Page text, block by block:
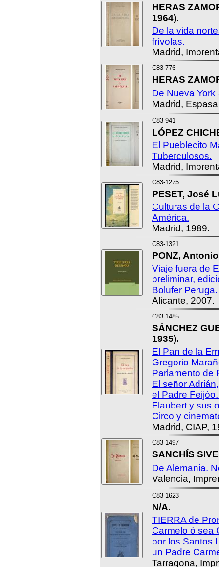
HERAS
1964).
De la vida
frívolas.
Madrid,
C83-776
HERAS
De Nueva York
Madrid,
C83-941
LÓPEZ
El Pueblecito
Tuberculosos.
Madrid,
C83-1275
PESET, José
Culturas de la
América.
Madrid, 1989.
C83-1321
PONZ,
Viaje fuera de
preliminar,
Bolufer Peruga.
Alicante, 2007.
C83-1485
SÁNCHEZ
1935).
El Pan de la
Gregorio
Parlamento de
El señor
el Padre
Flaubert y sus
Circo y
Madrid, CIAP,
C83-1497
SANCHÍS
De Alemania.
Valencia,
C83-1623
N/A.
TIERRA de
Carmelo ó sea
por los Santos
un Padre
Tarragona,